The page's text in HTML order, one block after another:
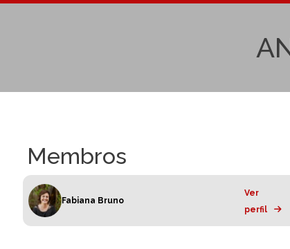
Membros
Fabiana Bruno
Ver
perfil